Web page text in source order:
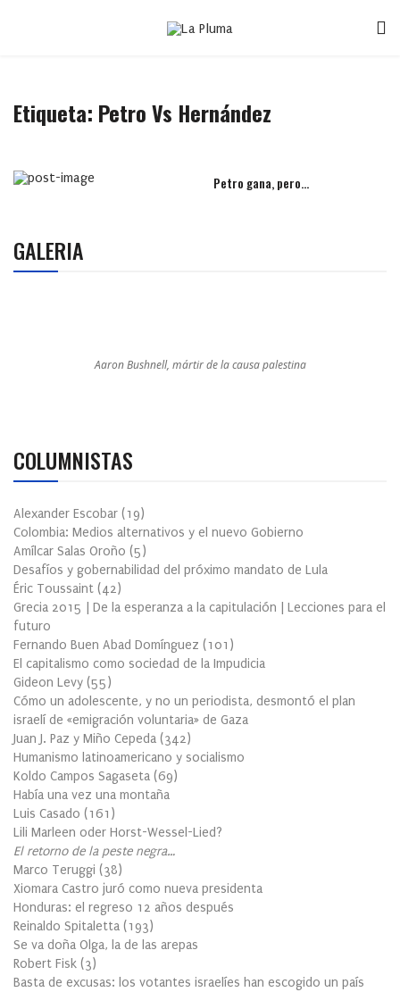
Etiqueta: Petro Vs Hernández
Petro gana, pero…
GALERIA
Aaron Bushnell, mártir de la causa palestina
COLUMNISTAS
Alexander Escobar (19)
Colombia: Medios alternativos y el nuevo Gobierno
Amílcar Salas Oroño (5)
Desafíos y gobernabilidad del próximo mandato de Lula
Éric Toussaint (42)
Grecia 2015 | De la esperanza a la capitulación | Lecciones para el
futuro
Fernando Buen Abad Domínguez (101 )
El capitalismo como sociedad de la Impudicia
Gideon Levy (55)
Cómo un adolescente, y no un periodista, desmontó el plan
israelí de «emigración voluntaria» de Gaza
Juan J. Paz y Miño Cepeda (342)
Humanismo latinoamericano y socialismo
Koldo Campos Sagaseta (69)
Había una vez una montaña
Luis Casado (161 )
Lili Marleen oder Horst-Wessel-Lied?
El retorno de la peste negra…
Marco Teruggi (38)
Xiomara Castro juró como nueva presidenta
Honduras: el regreso 12 años después
Reinaldo Spitaletta (193)
Se va doña Olga, la de las arepas
Robert Fisk (3)
Basta de excusas: los votantes israelíes han escogido un país